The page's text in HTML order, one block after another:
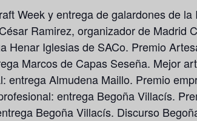
Week y entrega de galardones de
Ramirez, organizador de Madrid
Henar Iglesias de SACo. Premio
Marcos de Capas Seseña. Mejor
entrega Almudena Maillo. Premio
entrega Begoña Villacís.
Begoña Villacís. Discurso